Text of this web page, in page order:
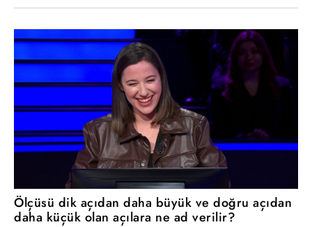
Ölçüsü dik açıdan daha büyük ve doğru açıdan
daha küçük olan açılara ne ad verilir?